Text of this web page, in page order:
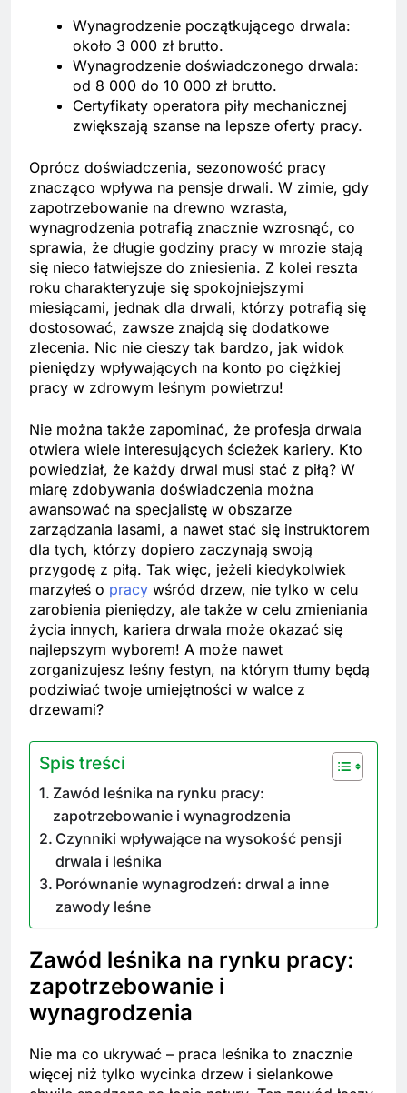
Wynagrodzenie początkującego drwala:
około 3 000 zł brutto.
Wynagrodzenie doświadczonego drwala:
od 8 000 do 10 000 zł brutto.
Certyfikaty operatora piły mechanicznej
zwiększają szanse na lepsze oferty pracy.
Oprócz doświadczenia, sezonowość pracy
znacząco wpływa na pensje drwali. W zimie, gdy
zapotrzebowanie na drewno wzrasta,
wynagrodzenia potrafią znacznie wzrosnąć, co
sprawia, że długie godziny pracy w mrozie stają
się nieco łatwiejsze do zniesienia. Z kolei reszta
roku charakteryzuje się spokojniejszymi
miesiącami, jednak dla drwali, którzy potrafią się
dostosować, zawsze znajdą się dodatkowe
zlecenia. Nic nie cieszy tak bardzo, jak widok
pieniędzy wpływających na konto po ciężkiej
pracy w zdrowym leśnym powietrzu!
Nie można także zapominać, że profesja drwala
otwiera wiele interesujących ścieżek kariery. Kto
powiedział, że każdy drwal musi stać z piłą? W
miarę zdobywania doświadczenia można
awansować na specjalistę w obszarze
zarządzania lasami, a nawet stać się instruktorem
dla tych, którzy dopiero zaczynają swoją
przygodę z piłą. Tak więc, jeżeli kiedykolwiek
marzyłeś o pracy wśród drzew, nie tylko w celu
zarobienia pieniędzy, ale także w celu zmieniania
życia innych, kariera drwala może okazać się
najlepszym wyborem! A może nawet
zorganizujesz leśny festyn, na którym tłumy będą
podziwiać twoje umiejętności w walce z
drzewami?
Spis treści
Zawód leśnika na rynku pracy:
zapotrzebowanie i wynagrodzenia
Czynniki wpływające na wysokość pensji
drwala i leśnika
Porównanie wynagrodzeń: drwal a inne
zawody leśne
Zawód leśnika na rynku pracy:
zapotrzebowanie i
wynagrodzenia
Nie ma co ukrywać – praca leśnika to znacznie
więcej niż tylko wycinka drzew i sielankowe